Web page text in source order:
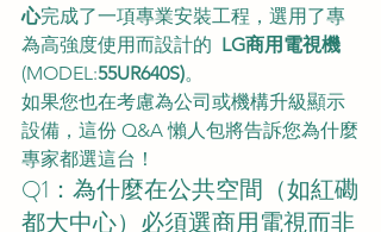
心完成了一項專業安裝工程，選用了專
為高強度使用而設計的 LG商用電視機
(MODEL:55UR640S)。
如果您也在考慮為公司或機構升級顯示
設備，這份 Q&A 懶人包將告訴您為什麼
專家都選這台！
Q1：為什麼在公共空間（如紅磡
都大中心）必須選商用電視而非